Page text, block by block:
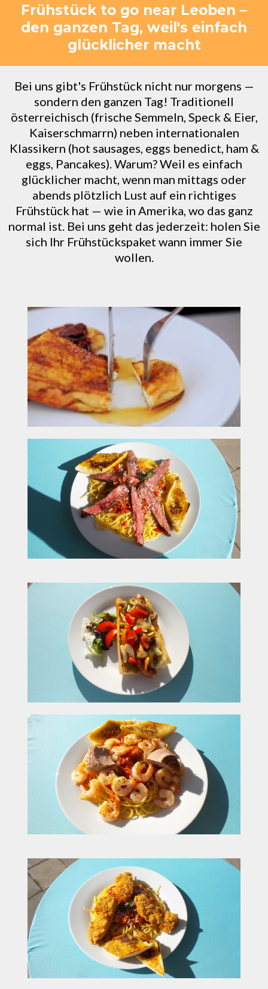
Frühstück to go near Leoben –
den ganzen Tag, weil's einfach
glücklicher macht
Bei uns gibt's Frühstück nicht nur morgens —
sondern den ganzen Tag! Traditionell
österreichisch (frische Semmeln, Speck & Eier,
Kaiserschmarrn) neben internationalen
Klassikern (hot sausages, eggs benedict, ham &
eggs, Pancakes). Warum? Weil es einfach
glücklicher macht, wenn man mittags oder
abends plötzlich Lust auf ein richtiges
Frühstück hat — wie in Amerika, wo das ganz
normal ist. Bei uns geht das jederzeit: holen Sie
sich Ihr Frühstückspaket wann immer Sie
wollen.